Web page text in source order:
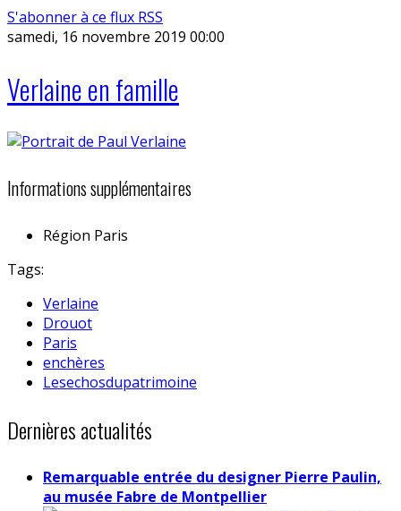
S'abonner à ce flux RSS
samedi, 16 novembre 2019 00:00
Verlaine en famille
Informations supplémentaires
Région Paris
Tags:
Verlaine
Drouot
Paris
enchères
Lesechosdupatrimoine
Dernières actualités
Remarquable entrée du designer Pierre Paulin,
au musée Fabre de Montpellier